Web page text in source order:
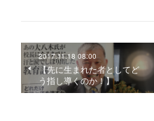
2017.11.18 08:00
【先に生まれた者としてど
う指し導くのか！】